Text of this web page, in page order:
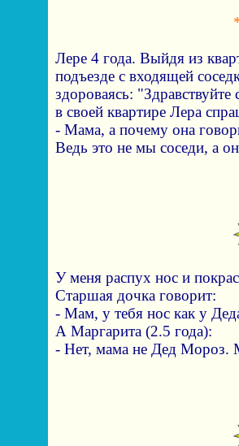
Лере 4 года. Выйдя из
подъезде с входящей
здороваясь:
в своей квартире Лера
- Мама, а почему она
Ведь это не мы соседи, а
У меня распух нос и
Старшая дочка говорит:
- Мам, у тебя нос как у
А Маргарита (2.5 года):
- Нет, мама не Дед Мороз.